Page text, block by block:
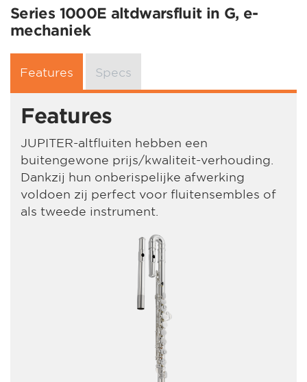
Series 1000E altdwarsfluit in G, e-
mechaniek
Features Specs
Features
JUPITER-altfluiten hebben een
buitengewone prijs/kwaliteit-verhouding.
Dankzij hun onberispelijke afwerking
voldoen zij perfect voor fluitensembles of
als tweede instrument.